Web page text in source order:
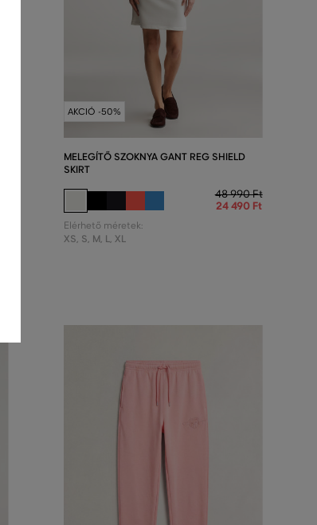
AKCIÓ -50%
MELEGÍTŐ SZOKNYA GANT REG SHIELD
SKIRT
48 990 Ft
24 490 Ft
Elérhető méretek:
XS, S, M, L, XL